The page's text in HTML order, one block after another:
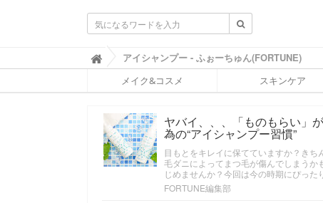
ふ
ぉ
ち
(
F
O
アイシャンプー - ふぉーちゅん(FORTUNE)
メイク&コスメ スキンケア
ヤバイ、、、「ものもらい」
為の“アイシャンプー習慣”
目もとをキレイに保てていますか？き
毛ダニによってまつ毛が傷んでしまう
じめませんか？今回は今の時期にぴっ
FORTUNE編集部